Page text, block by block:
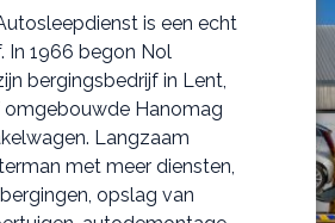
is een echt
In 1966 begon Nol
bergingsbedrijf in Lent,
Hanomag
Langzaam
met meer diensten,
opslag van